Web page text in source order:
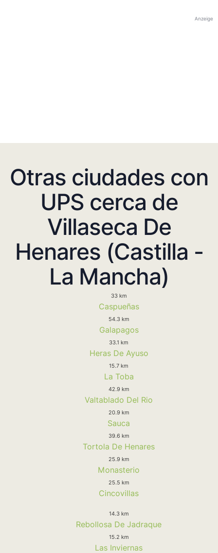
Anzeige
Otras ciudades con
UPS cerca de
Villaseca De
Henares (Castilla -
La Mancha)
33 km
Caspueñas
54.3 km
Galapagos
33.1 km
Heras De Ayuso
15.7 km
La Toba
42.9 km
Valtablado Del Rio
20.9 km
Sauca
39.6 km
Tortola De Henares
25.9 km
Monasterio
25.5 km
Cincovillas
14.3 km
Rebollosa De Jadraque
15.2 km
Las Inviernas